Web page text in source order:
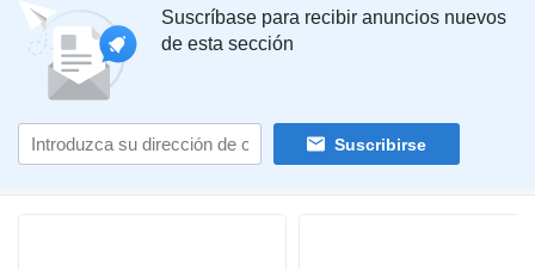
Suscríbase para recibir anuncios nuevos
de esta sección
Suscribirse